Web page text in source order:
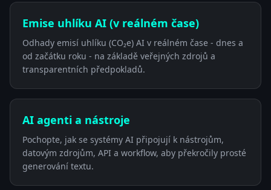
Emise uhlíku AI (v reálném čase)
Odhady emisí uhlíku (CO₂e) AI v reálném čase - dnes a
od začátku roku - na základě veřejných zdrojů a
transparentních předpokladů.
AI agenti a nástroje
Pochopte, jak se systémy AI připojují k nástrojům,
datovým zdrojům, API a workflow, aby překročily prosté
generování textu.